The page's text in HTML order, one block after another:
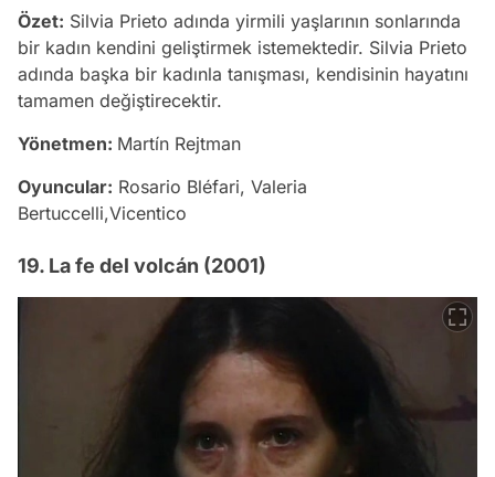
Özet: Silvia Prieto adında yirmili yaşlarının sonlarında
bir kadın kendini geliştirmek istemektedir. Silvia Prieto
adında başka bir kadınla tanışması, kendisinin hayatını
tamamen değiştirecektir.
Yönetmen: Martín Rejtman
Oyuncular: Rosario Bléfari, Valeria
Bertuccelli,Vicentico
19. La fe del volcán (2001)